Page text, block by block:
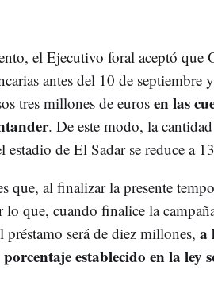
el Ejecutivo foral aceptó que
antes del 10 de
tres millones de eurosen las
. De este modo, la
estadio de El Sadar se reduce a
que, al finalizar la presente
que, cuando finalice la
préstamo será de diez millones, a
establecido en la ley